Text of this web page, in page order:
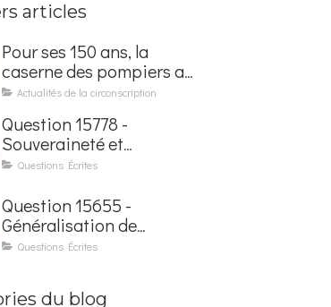
articles
Pour ses 150 ans, la
caserne des pompiers a
été rénovée et baptisée
Courseaux
Actualités de la circonscription
Question 15778 -
Souveraineté et
sécurisation de la
Questions Écrites
Question 15655 -
Généralisation de
l'application France
Questions Écrites
du blog